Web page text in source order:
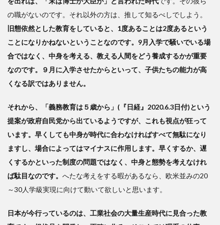
の職がないのです。それ以外の方は、推して知るべしでしよう。
旧態依然とした教育をしていると、1度あることは2度あるという
ことになりかねないということなのです。9月入学で騒いでいる場
合ではなく、中身を考える、教える人間をどう養成するかが重要
なのです。９月に入学させたからといって、子供たちの能力が高
くなる訳ではありません。
それから、「義務教育は５歳から」(『日経』2020.6.3日付)という
提案が政府自民党から出ているようですが、これも視点が狂って
います。早くしても中身が時代に合わなければすべて無駄になり
ますし、場合によってはマイナスに作用します。早くするか、遅
くするかといった制度の問題ではなく、中身と態勢を考えなけれ
ば駄目なのです。 へたな考えをする暇があるなら、欧米並みの20
～30人学級実現に向けて動いて欲しいと思います。
日本が今行っているのは、工業社会の大量生産時代に見合った教